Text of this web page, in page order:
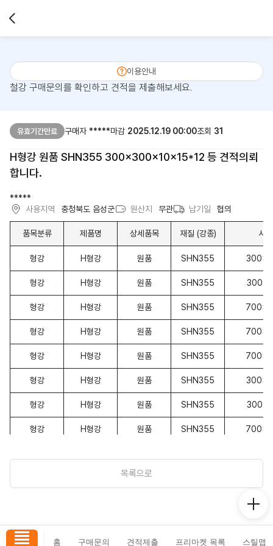
이용안내
철강 구매문의를 확인하고 견적을 제출해보세요.
유효기간만료 구매자 *****마감 2025.12.19 00:00조회 31
H형강 원품 SHN355 300x300x10x15*12 등 견적의뢰
합니다.
*****
사용지역
충청북도 음성군 원산지 무관 납기일 협의
품목분류 제품명 상세품목 재질 (강종) 사
형강 H형강 원품 SHN355
형강 H형강 원품 SHN355
형강 H형강 원품 SHN355
형강 H형강 원품 SHN355
형강 H형강 원품 SHN355
형강 H형강 원품 SHN355
형강 H형강 원품 SHN355
형강 H형강 원품 SHN355
원품
목록으로
홈 구매문의 견적제출 프리마켓 목록 스틸맵